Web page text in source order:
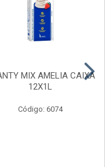
MIX AMELIA CAIXA
12X1L
Código: 6074